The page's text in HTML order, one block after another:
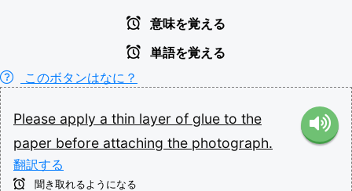
意味を覚える
単語を覚える
このボタンはなに？
Please apply a thin layer of glue to the
paper before attaching the photograph.
翻訳する
聞き取れるようになる